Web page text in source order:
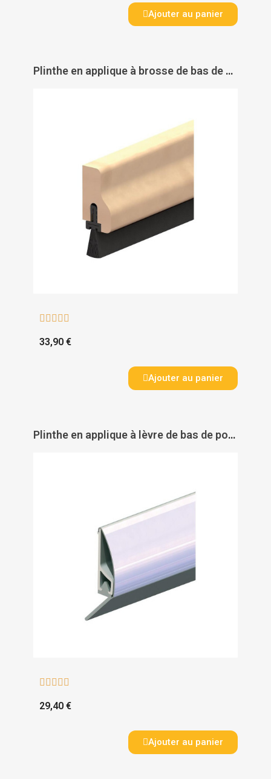
Ajouter au panier
Plinthe en applique à brosse de bas de porte type HDS - B - Hêtre - ELLEN
    
33,90 €
Ajouter au panier
Plinthe en applique à lèvre de bas de porte type PDS - Inox - ELLEN
    
29,40 €
Ajouter au panier